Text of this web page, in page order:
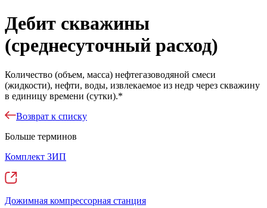
Дебит скважины
(среднесуточный расход)
Количество (объем, масса) нефтегазоводяной смеси
(жидкости), нефти, воды, извлекаемое из недр через скважину
в единицу времени (сутки).*
Возврат к списку
Больше терминов
Комплект ЗИП
Дожимная компрессорная станция